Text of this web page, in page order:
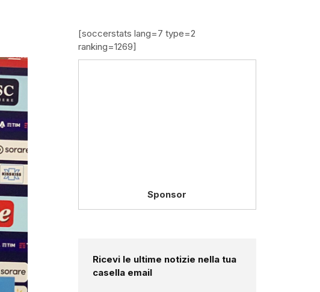
[soccerstats lang=7 type=2
ranking=1269]
Sponsor
Ricevi le ultime notizie nella tua
casella email